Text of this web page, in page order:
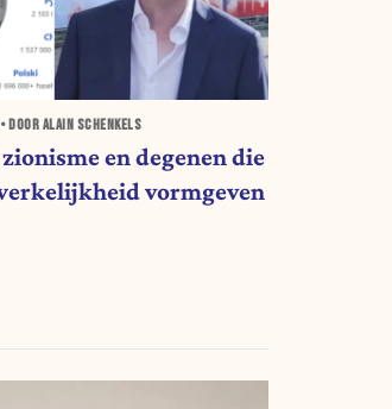
DOOR ALAIN SCHENKELS
en degenen die
vormgeven